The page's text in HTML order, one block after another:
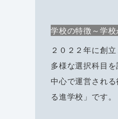
学校の特徴～学
２０２２年に創
多様な選択科目
中心で運営され
る進学校」です。